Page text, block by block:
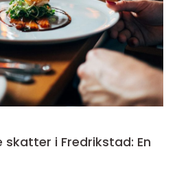
i Fredrikstad: En